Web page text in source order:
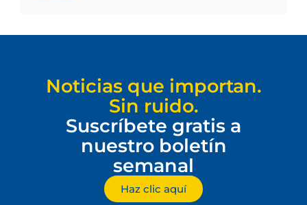
Noticias que importan.
Sin ruido.
Suscríbete gratis a
nuestro boletín
semanal
Haz clic aquí